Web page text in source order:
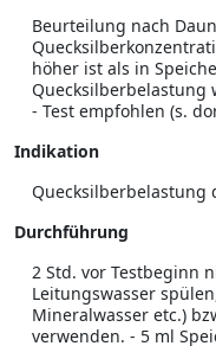
Beurteilung nach
höher ist als in
Quecksilberbelastung
- Test empfohlen (s.
Indikation
Quecksilberbelastung
Durchführung
2 Std. vor Testbeginn
Leitungswasser
Mineralwasser etc.)
verwenden. - 5 ml